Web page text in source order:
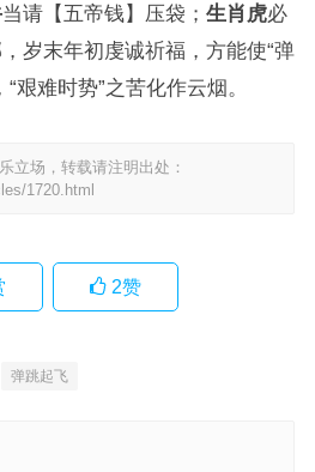
当请【五帝钱】压袋； 生肖虎必
岁末年初虔诚祈福，方能使“弹
艰难时势”之苦化作云烟。
立场，转载请注明出处：
1720.html
2赞
弹跳起飞